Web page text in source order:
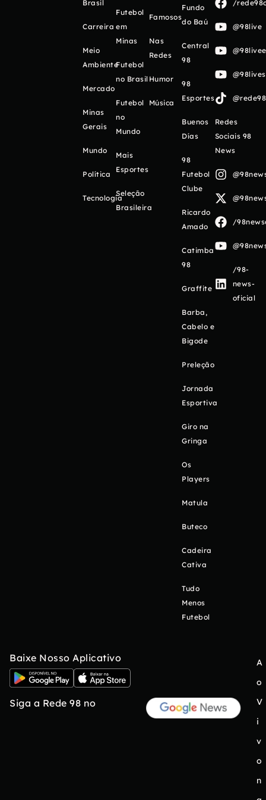
Brasil
Carreira
Meio
Ambiente
Mercado
Minas
Gerais
Mundo
Política
Tecnologia
Futebol
em
Minas
Futebol
no Brasil
Futebol
no
Mundo
Mais
Esportes
Seleção
Brasileira
Famosos
Nas
Redes
Humor
Música
Fundo
do Baú
Central
98
98
Esportes
Buenos
Días
98
Futebol
Clube
Ricardo
Amado
Catimba
98
Graffite
Barba,
Cabelo e
Bigode
Preleção
Jornada
Esportiva
Giro na
Gringa
Os
Players
Matula
Buteco
Cadeira
Cativa
Tudo
Menos
Futebol
/
@98live
Redes
Sociais 98
News
/
/98-
news-
oficial
Baixe Nosso Aplicativo
Siga a Rede 98 no
A
o
V
i
v
o
n